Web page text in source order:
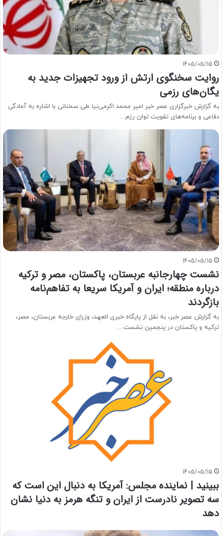
1405/05/15
روایت سخنگوی ارتش از ورود تجهیزات جدید به
یگان‌های رزمی
به گزارش خبرگزاری عصر خبر امیر محمد اکرمی‌نیا طی سخنانی با اشاره به آمادگی
دفاعی و برنامه‌های تقویت توان رزم…
1405/05/15
نشست چهارجانبه عربستان، پاکستان، مصر و ترکیه
درباره منطقه؛ ایران و آمریکا سریعا به تفاهم‌نامه
بازگردند
به گزارش عصر خبر، به نقل از پایگاه خبری العهد، وزرای خارجه عربستان، مصر،
ترکیه و پاکستان در پنجمین نشست…
1405/05/15
ببینید | نماینده مجلس: آمریکا به دنبال این است که
سه تصویر نادرست از ایران و تنگه هرمز به دنیا نشان
دهد